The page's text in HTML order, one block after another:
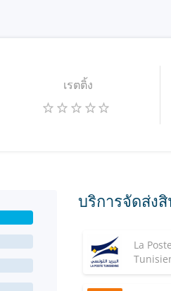
เรตติ้ง
บริการจัดส่ง
La Poste